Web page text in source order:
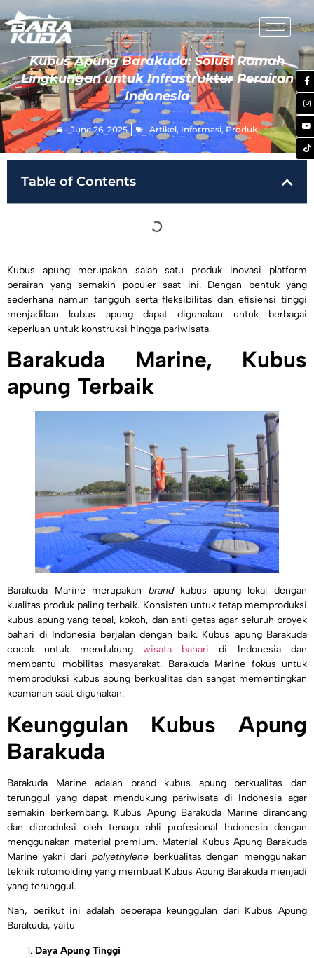
Kubus Apung Barakuda: Solusi Ramah
Lingkungan untuk Infrastruktur Perairan
Indonesia
June 26, 2025 Artikel, Informasi, Produk
Table of Contents
Kubus apung merupakan salah satu produk inovasi platform
perairan yang semakin populer saat ini. Dengan bentuk yang
sederhana namun tangguh serta fleksibilitas dan efisiensi tinggi
menjadikan kubus apung dapat digunakan untuk berbagai
keperluan untuk konstruksi hingga pariwisata.
Barakuda Marine, Kubus
apung Terbaik
Barakuda Marine merupakan brandkubus apung lokal dengan
kualitas produk paling terbaik. Konsisten untuk tetap memproduksi
kubus apung yang tebal, kokoh, dan anti getas agar seluruh proyek
bahari di Indonesia berjalan dengan baik. Kubus apung Barakuda
cocok untuk mendukung wisata bahari di Indonesia dan
membantu mobilitas masyarakat. Barakuda Marine fokus untuk
memproduksi kubus apung berkualitas dan sangat mementingkan
keamanan saat digunakan.
Keunggulan Kubus Apung
Barakuda
Barakuda Marine adalah brand kubus apung berkualitas dan
terunggul yang dapat mendukung pariwisata di Indonesia agar
semakin berkembang. Kubus Apung Barakuda Marine dirancang
dan diproduksi oleh tenaga ahli profesional Indonesia dengan
menggunakan material premium. Material Kubus Apung Barakuda
Marine yakni dari polyethylene berkualitas dengan menggunakan
teknik rotomolding yang membuat Kubus Apung Barakuda menjadi
yang terunggul.
Nah, berikut ini adalah beberapa keunggulan dari Kubus Apung
Barakuda, yaitu
Daya Apung Tinggi